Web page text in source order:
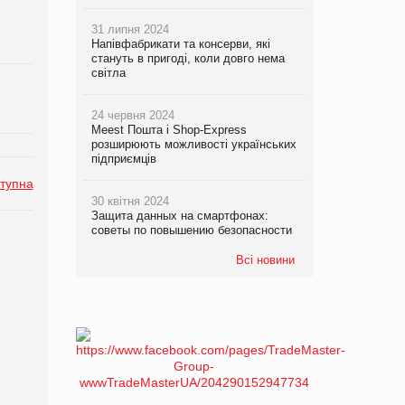
31 липня 2024
Напівфабрикати та консерви, які
стануть в пригоді, коли довго нема
світла
24 червня 2024
Meest Пошта і Shop-Express
розширюють можливості українських
підприємців
30 квітня 2024
Защита данных на смартфонах:
советы по повышению безопасности
Всі новини